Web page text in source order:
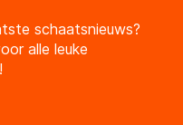
schaatsnieuws?
alle leuke